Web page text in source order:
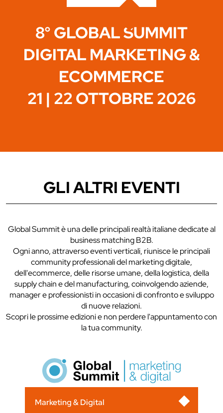
8° GLOBAL SUMMIT
DIGITAL MARKETING &
ECOMMERCE
21 | 22 OTTOBRE 2026
GLI ALTRI EVENTI
Global Summit è una delle principali realtà italiane dedicate al
business matching B2B.
Ogni anno, attraverso eventi verticali, riunisce le principali
community professionali del marketing digitale,
dell'ecommerce, delle risorse umane, della logistica, della
supply chain e del manufacturing, coinvolgendo aziende,
manager e professionisti in occasioni di confronto e sviluppo
di nuove relazioni.
Scopri le prossime edizioni e non perdere l'appuntamento con
la tua community.
Marketing & Digital